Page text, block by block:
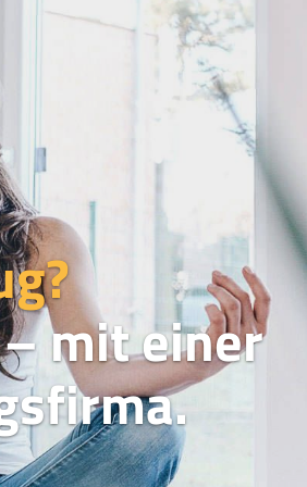
mit einer